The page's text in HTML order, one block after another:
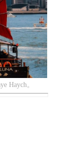
Haych。